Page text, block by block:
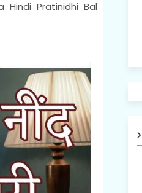
Hindi Pratinidhi Bal